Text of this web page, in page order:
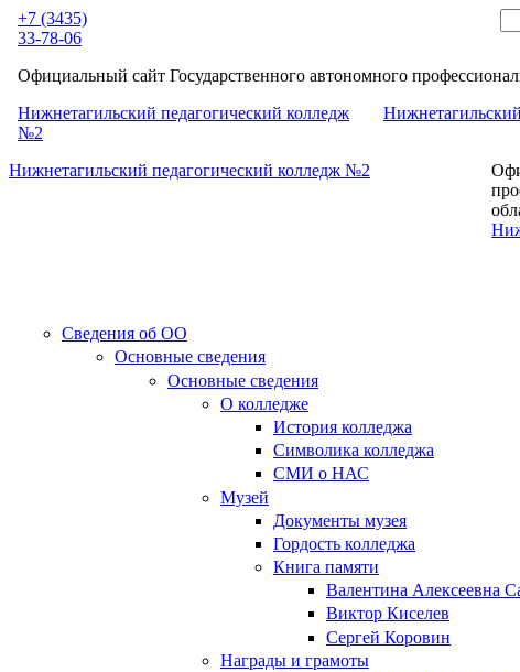
Перейти к основному содержанию
+7 (3435)
33-78-06
Официальный сайт Государственного автономного
Нижнетагильский педагогический колледж
№2
Нижнетагильский педагогический колледж №2
Сведения об ОО
Основные сведения
Основные сведения
О колледже
История колледжа
Символика колледжа
СМИ о НАС
Музей
Документы музея
Гордость колледжа
Книга памяти
Валентина Алексеевна
Виктор Киселев
Сергей Коровин
Награды и грамоты